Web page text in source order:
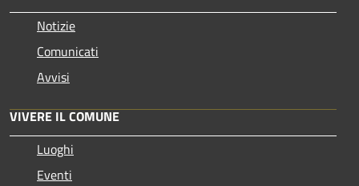
Notizie
Comunicati
Avvisi
VIVERE IL COMUNE
Luoghi
Eventi